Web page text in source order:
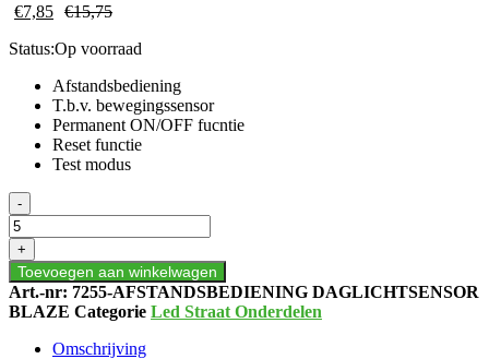
€7,85 €15,75
Status:Op voorraad
Afstandsbediening
T.b.v. bewegingssensor
Permanent ON/OFF fucntie
Reset functie
Test modus
AFSTANDSBEDIENING
DAGLICHTSENSOR
BLAZE
aantal
-
+
Toevoegen aan winkelwagen
Art.-nr: 7255-AFSTANDSBEDIENING DAGLICHTSENSOR
BLAZE Categorie Led Straat Onderdelen
Omschrijving